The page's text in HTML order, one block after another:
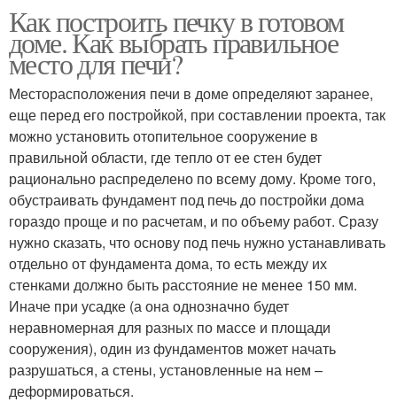
Как построить печку в готовом
доме. Как выбрать правильное
место для печи?
Месторасположения печи в доме определяют заранее,
еще перед его постройкой, при составлении проекта, так
можно установить отопительное сооружение в
правильной области, где тепло от ее стен будет
рационально распределено по всему дому. Кроме того,
обустраивать фундамент под печь до постройки дома
гораздо проще и по расчетам, и по объему работ. Сразу
нужно сказать, что основу под печь нужно устанавливать
отдельно от фундамента дома, то есть между их
стенками должно быть расстояние не менее 150 мм.
Иначе при усадке (а она однозначно будет
неравномерная для разных по массе и площади
сооружения), один из фундаментов может начать
разрушаться, а стены, установленные на нем –
деформироваться.